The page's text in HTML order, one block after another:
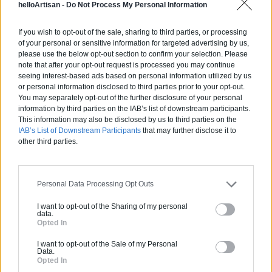
helloArtisan - Do Not Process My Personal Information
If you wish to opt-out of the sale, sharing to third parties, or processing
of your personal or sensitive information for targeted advertising by us,
please use the below opt-out section to confirm your selection. Please
note that after your opt-out request is processed you may continue
seeing interest-based ads based on personal information utilized by us
or personal information disclosed to third parties prior to your opt-out.
You may separately opt-out of the further disclosure of your personal
information by third parties on the IAB’s list of downstream participants.
This information may also be disclosed by us to third parties on the
IAB’s List of Downstream Participants that may further disclose it to
other third parties.
Personal Data Processing Opt Outs
I want to opt-out of the Sharing of my personal
data.
Opted In
I want to opt-out of the Sale of my Personal
Data.
Opted In
Labels et certifications : RGE
Partenaire
GRUBER ISOLATION
Pas d'avis pour ce pro.
0800 20 03 20
Devis